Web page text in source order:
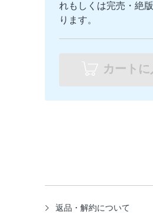
れもしくは完売・絶
ります。
カートに
返品・解約について